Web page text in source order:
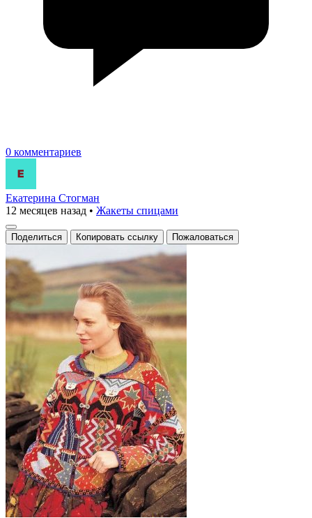
0 комментариев
Екатерина Стогман
12 месяцев назад • Жакеты спицами
Поделиться Копировать ссылку Пожаловаться